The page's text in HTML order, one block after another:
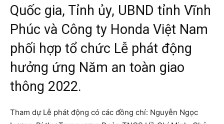
Quốc gia, Tỉnh ủy, UBND tỉnh Vĩnh
Phúc và Công ty Honda Việt Nam
phối hợp tổ chức Lễ phát động
hưởng ứng Năm an toàn giao
thông 2022.
Tham dự Lễ phát động có các đồng chí: Nguyễn Ngọc